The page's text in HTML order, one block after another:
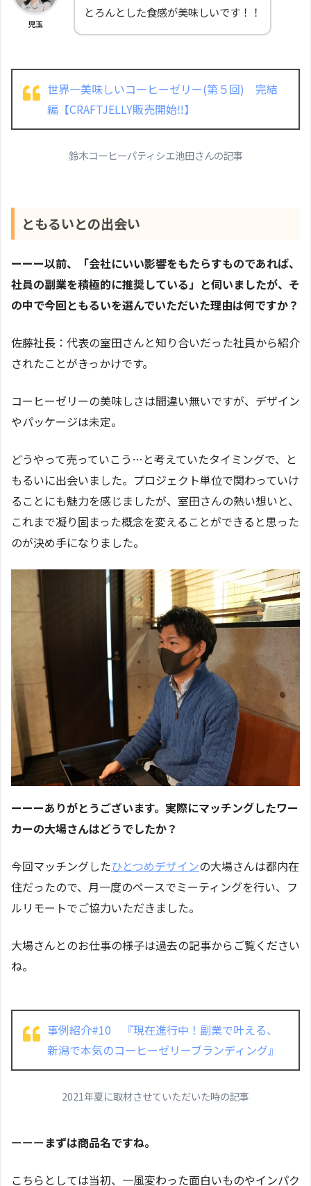
児玉
とろんとした食感が美味しいです！！
世界一美味しいコーヒーゼリー(第５回) 完結
編【CRAFTJELLY販売開始‼︎】
鈴木コーヒーパティシエ池田さんの記事
ともるいとの出会い
ーーー以前、「会社にいい影響をもたらすものであれば、
社員の副業を積極的に推奨している」と伺いましたが、そ
の中で今回ともるいを選んでいただいた理由は何ですか？
佐藤社長：代表の室田さんと知り合いだった社員から紹介
されたことがきっかけです。
コーヒーゼリーの美味しさは間違い無いですが、デザイン
やパッケージは未定。
どうやって売っていこう…と考えていたタイミングで、と
もるいに出会いました。プロジェクト単位で関わっていけ
ることにも魅力を感じましたが、室田さんの熱い想いと、
これまで凝り固まった概念を変えることができると思った
のが決め手になりました。
ーーーありがとうございます。実際にマッチングしたワー
カーの大場さんはどうでしたか？
今回マッチングしたひとつめデザインの大場さんは都内在
住だったので、月一度のペースでミーティングを行い、フ
ルリモートでご協力いただきました。
大場さんとのお仕事の様子は過去の記事からご覧ください
ね。
事例紹介#10 『現在進行中！副業で叶える、
新潟で本気のコーヒーゼリーブランディング』
2021年夏に取材させていただいた時の記事
ーーー まずは商品名ですね。
こちらとしては当初、一風変わった面白いものやインパク